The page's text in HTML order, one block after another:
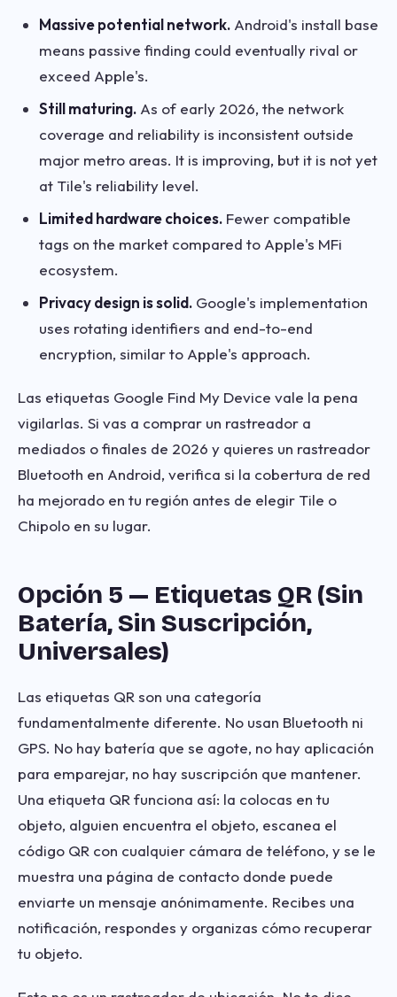
Massive potential network. Android's install base
means passive finding could eventually rival or
exceed Apple's.
Still maturing. As of early 2026, the network
coverage and reliability is inconsistent outside
major metro areas. It is improving, but it is not yet
at Tile's reliability level.
Limited hardware choices. Fewer compatible
tags on the market compared to Apple's MFi
ecosystem.
Privacy design is solid. Google's implementation
uses rotating identifiers and end-to-end
encryption, similar to Apple's approach.
Las etiquetas Google Find My Device vale la pena
vigilarlas. Si vas a comprar un rastreador a
mediados o finales de 2026 y quieres un rastreador
Bluetooth en Android, verifica si la cobertura de red
ha mejorado en tu región antes de elegir Tile o
Chipolo en su lugar.
Opción 5 — Etiquetas QR (Sin
Batería, Sin Suscripción,
Universales)
Las etiquetas QR son una categoría
fundamentalmente diferente. No usan Bluetooth ni
GPS. No hay batería que se agote, no hay aplicación
para emparejar, no hay suscripción que mantener.
Una etiqueta QR funciona así: la colocas en tu
objeto, alguien encuentra el objeto, escanea el
código QR con cualquier cámara de teléfono, y se le
muestra una página de contacto donde puede
enviarte un mensaje anónimamente. Recibes una
notificación, respondes y organizas cómo recuperar
tu objeto.